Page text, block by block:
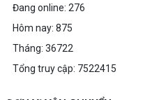
Đang online: 276
Hôm nay: 875
Tháng: 36722
Tổng truy cập: 7522415